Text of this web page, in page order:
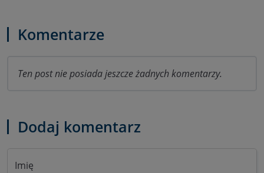
Komentarze
Ten post nie posiada jeszcze żadnych komentarzy.
Dodaj komentarz
Imię